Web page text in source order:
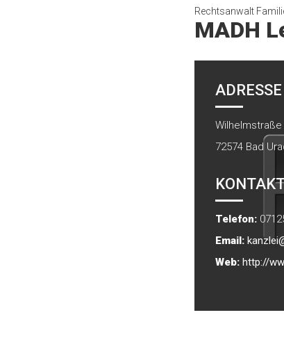
Rechtsanwalt
MADH
ADRESSE
Wilhelmstraße
72574 Bad
Telefon:
Email:
Web: http://